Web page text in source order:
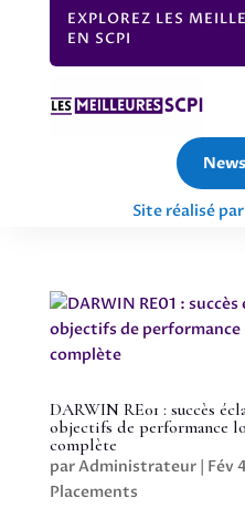
EXPLOREZ LES
EN SCPI
Site réalisé
DARWIN RE01 : succès
objectifs de performance
complète
parAdministrateur| Fév
Placements